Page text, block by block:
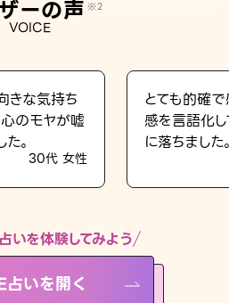
ます
ーの声 ※2
VOICE
きな気持ち
心のモヤが嘘
。
30代 女性
とても的確
感を言語化
に落ちました
いを体験してみよう
いを開く